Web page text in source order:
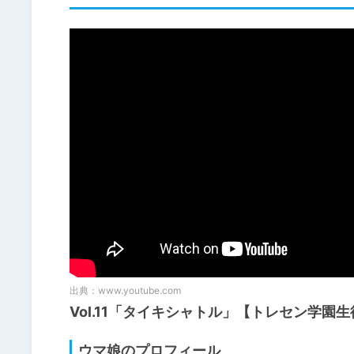
出典： www.youtube.com
Vol.11「タイキシャトル」【トレセン学園生